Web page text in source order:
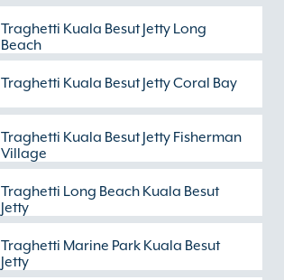
Traghetti Kuala Besut Jetty Long
Beach
Traghetti Kuala Besut Jetty Coral Bay
Traghetti Kuala Besut Jetty Fisherman
Village
Traghetti Long Beach Kuala Besut
Jetty
Traghetti Marine Park Kuala Besut
Jetty